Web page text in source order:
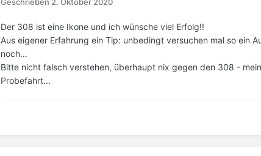
Geschrieben 2. Oktober 2020
Der 308 ist eine Ikone und ich wünsche viel Erfolg!!
Aus eigener Erfahrung ein Tip: unbedingt versuchen mal so ein
noch...
Bitte nicht falsch verstehen, überhaupt nix gegen den 308 -
Probefahrt...